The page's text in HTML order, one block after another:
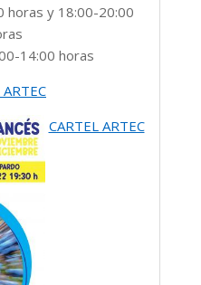
horas y 18:00-20:00
14:00 horas
CARTEL ARTEC